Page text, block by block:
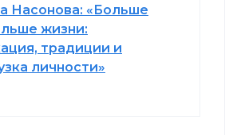
Насонова: «Больше
жизни:
традиции и
личности»